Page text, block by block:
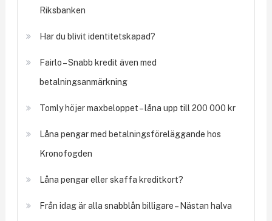
Riksbanken
Har du blivit identitetskapad?
Fairlo – Snabb kredit även med
betalningsanmärkning
Tomly höjer maxbeloppet – låna upp till 200 000 kr
Låna pengar med betalningsföreläggande hos
Kronofogden
Låna pengar eller skaffa kreditkort?
Från idag är alla snabblån billigare – Nästan halva